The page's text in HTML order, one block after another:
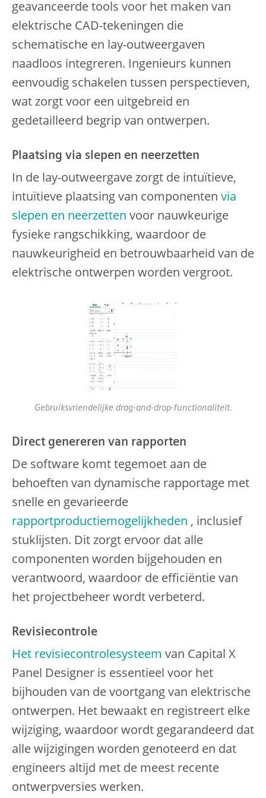
geavanceerde tools voor het maken van
elektrische CAD-tekeningen die
schematische en lay-outweergaven
naadloos integreren. Ingenieurs kunnen
eenvoudig schakelen tussen perspectieven,
wat zorgt voor een uitgebreid en
gedetailleerd begrip van ontwerpen.
Plaatsing via slepen en neerzetten
In de lay-outweergave zorgt de intuïtieve,
intuïtieve plaatsing van componenten via
slepen en neerzetten voor nauwkeurige
fysieke rangschikking, waardoor de
nauwkeurigheid en betrouwbaarheid van de
elektrische ontwerpen worden vergroot.
Gebruiksvriendelijke drag-and-drop-functionaliteit.
Direct genereren van rapporten
De software komt tegemoet aan de
behoeften van dynamische rapportage met
snelle en gevarieerde
rapportproductiemogelijkheden , inclusief
stuklijsten. Dit zorgt ervoor dat alle
componenten worden bijgehouden en
verantwoord, waardoor de efficiëntie van
het projectbeheer wordt verbeterd.
Revisiecontrole
Het revisiecontrolesysteem van Capital X
Panel Designer is essentieel voor het
bijhouden van de voortgang van elektrische
ontwerpen. Het bewaakt en registreert elke
wijziging, waardoor wordt gegarandeerd dat
alle wijzigingen worden genoteerd en dat
engineers altijd met de meest recente
ontwerpversies werken.